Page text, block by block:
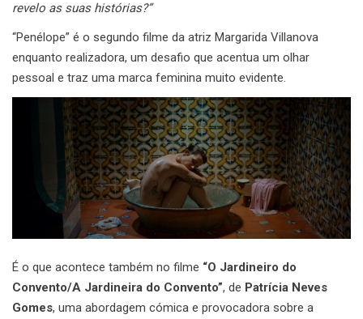
revelo as suas histórias?”
“Penélope” é o segundo filme da atriz Margarida Villanova
enquanto realizadora, um desafio que acentua um olhar
pessoal e traz uma marca feminina muito evidente.
É o que acontece também no filme “O Jardineiro do
Convento/A Jardineira do Convento”, de Patrícia Neves
Gomes, uma abordagem cómica e provocadora sobre a